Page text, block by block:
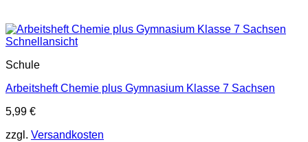
Schnellansicht
Schule
Arbeitsheft Chemie plus Gymnasium Klasse 7 Sachsen
5,99 €
zzgl. Versandkosten